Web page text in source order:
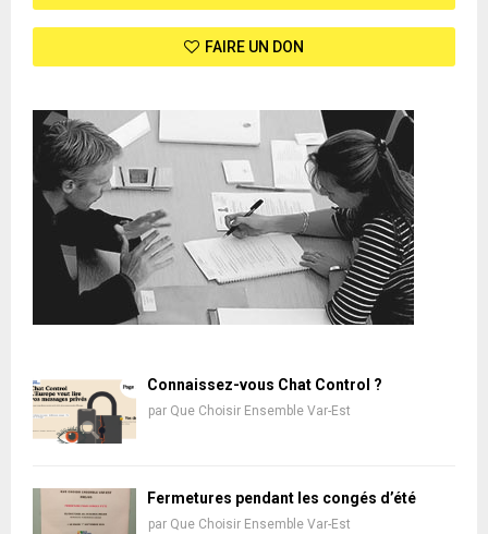
FAIRE UN DON
Connaissez-vous Chat Control ?
par Que Choisir Ensemble Var-Est
Fermetures pendant les congés d’été
par Que Choisir Ensemble Var-Est